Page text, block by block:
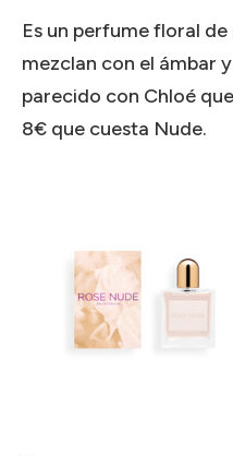
Es un perfume floral
mezclan con el ámbar
parecido con Chloé
8€ que cuesta Nude.